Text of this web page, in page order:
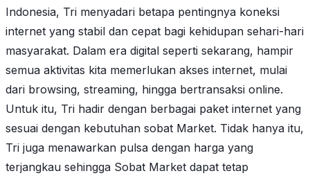
Indonesia, Tri menyadari betapa pentingnya koneksi
internet yang stabil dan cepat bagi kehidupan sehari-hari
masyarakat. Dalam era digital seperti sekarang, hampir
semua aktivitas kita memerlukan akses internet, mulai
dari browsing, streaming, hingga bertransaksi online.
Untuk itu, Tri hadir dengan berbagai paket internet yang
sesuai dengan kebutuhan sobat Market. Tidak hanya itu,
Tri juga menawarkan pulsa dengan harga yang
terjangkau sehingga Sobat Market dapat tetap